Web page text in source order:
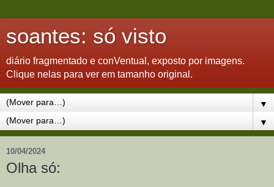
soantes: só visto
diário fragmentado e conVentual, exposto por imagens.
Clique nelas para ver em tamanho original.
▼
▼
10/04/2024
Olha só: